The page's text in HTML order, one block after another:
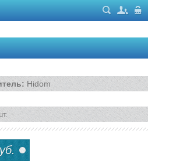
Поиск Регистрация
: Hidom